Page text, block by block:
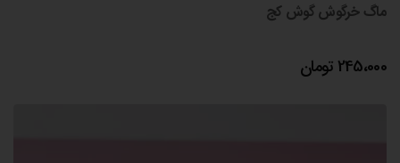
ماگ خرگوش گوش کج
245،000 تومان